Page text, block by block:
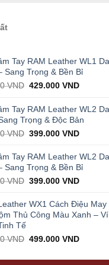
Tay RAM Leather WL1
Sang Trọng & Bền Bỉ
VND Original
was:
1.000.000 VND.
429.000VNDCurrent
is:
429.000
Tay RAM Leather WL2
Trọng & Độc Bản
VND Original
was:
1.000.000 VND.
399.000VNDCurrent
is:
399.000
Tay RAM Leather WL2
Sang Trọng & Bền Bỉ
VND Original
was:
1.000.000 VND.
399.000VNDCurrent
is:
WX1 Cách Điệu May
Thủ Công Màu Xanh –
Tế
VND Original
was:
499.000VNDCurrent
is: